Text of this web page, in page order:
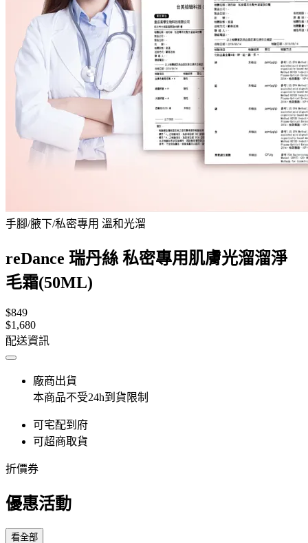
手腳/腋下/私密專用 溫和光溜
reDance 瑞丹絲 私密專用肌膚光溜溜淨
毛霜(50ML)
$849
$1,680
配送資訊
廠商出貨
本商品不受24h到貨限制
可宅配到府
可超商取貨
折價券
優惠活動
看全部